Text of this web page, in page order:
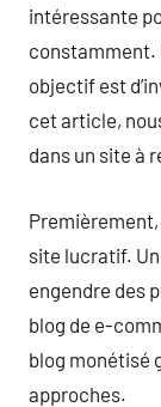
intéressante
constamment.
objectif est
cet article,
dans un site à
Premièrement,
site lucratif.
engendre des
blog de e-
blog monétisé
approches.